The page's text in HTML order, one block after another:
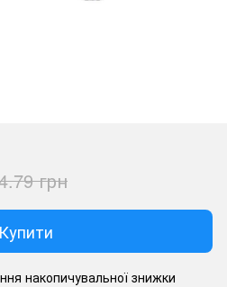
грн
Купити
накопичувальної знижки